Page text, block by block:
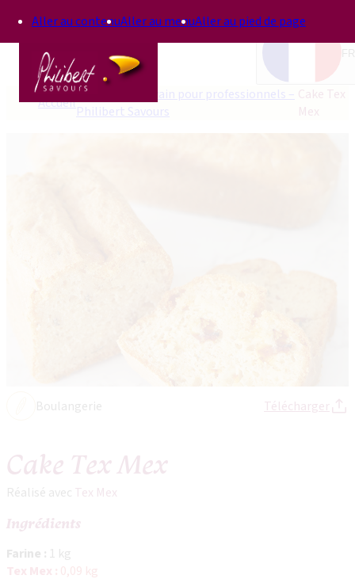
Aller au contenuAller au menuAller au pied de page
AccueilRecettes au levain pour professionnels –
Philibert Savours
Cake Tex
Mex
Boulangerie Télécharger
Cake Tex Mex
Réalisé avec Tex Mex
Ingrédients
Farine : 1 kg